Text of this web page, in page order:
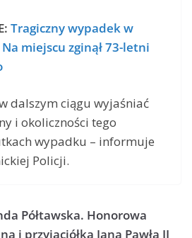
Tragiczny wypadek w
miejscu zginął 73-letni
dalszym ciągu wyjaśniać
i okoliczności tego
wypadku – informuje
Policji.
Półtawska. Honorowa
i przyjaciółka Jana Pawła II